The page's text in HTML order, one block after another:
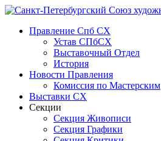
Правление Спб СХ
Устав СПбСХ
Выставочный Отдел
История
Новости Правления
Комиссия по Мастерским
Выставки СХ
Секции
Секция Живописи
Секция Графики